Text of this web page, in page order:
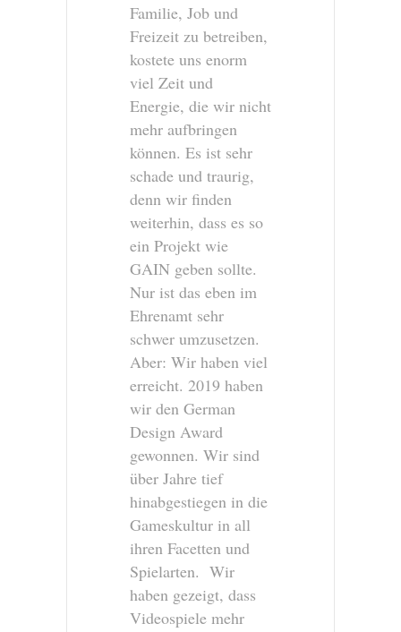
Familie, Job und
Freizeit zu betreiben,
kostete uns enorm
viel Zeit und
Energie, die wir nicht
mehr aufbringen
können. Es ist sehr
schade und traurig,
denn wir finden
weiterhin, dass es so
ein Projekt wie
GAIN geben sollte.
Nur ist das eben im
Ehrenamt sehr
schwer umzusetzen.
Aber: Wir haben viel
erreicht. 2019 haben
wir den German
Design Award
gewonnen. Wir sind
über Jahre tief
hinabgestiegen in die
Gameskultur in all
ihren Facetten und
Spielarten. Wir
haben gezeigt, dass
Videospiele mehr